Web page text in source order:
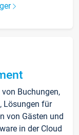
Buchungen,
Lösungen für
von Gästen und
in der Cloud